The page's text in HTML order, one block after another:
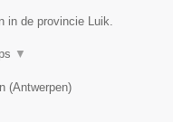
in de provincie Luik.
▼
(Antwerpen)